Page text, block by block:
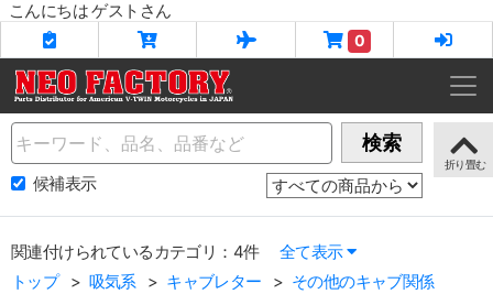
こんにちは ゲストさん
0
Name 検索
候補表示
関連付けられているカテゴリ：4件
全て表示
トップ
吸気系 キャブレター その他のキャブ関係